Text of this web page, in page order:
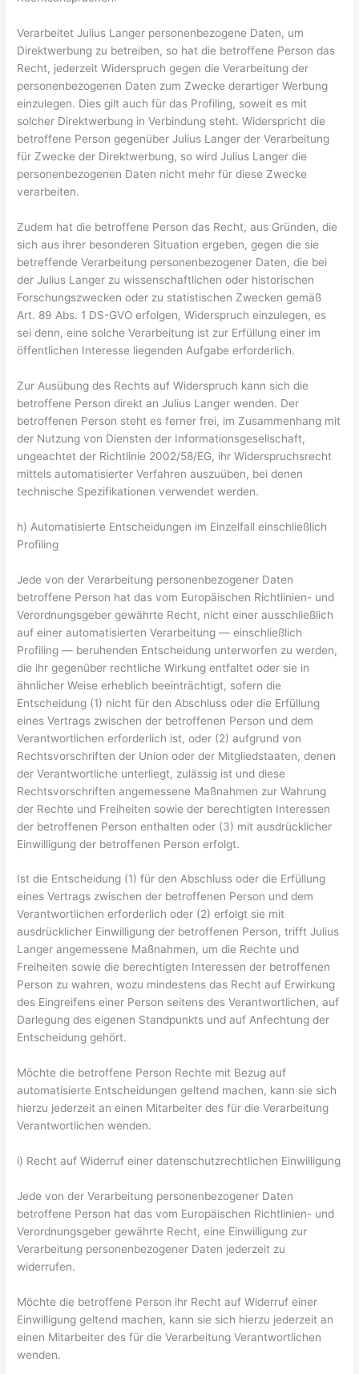
Verarbeitet Julius Langer personenbezogene Daten, um
Direktwerbung zu betreiben, so hat die betroffene Person das
Recht, jederzeit Widerspruch gegen die Verarbeitung der
personenbezogenen Daten zum Zwecke derartiger Werbung
einzulegen. Dies gilt auch für das Profiling, soweit es mit
solcher Direktwerbung in Verbindung steht. Widerspricht die
betroffene Person gegenüber Julius Langer der Verarbeitung
für Zwecke der Direktwerbung, so wird Julius Langer die
personenbezogenen Daten nicht mehr für diese Zwecke
verarbeiten.
Zudem hat die betroffene Person das Recht, aus Gründen, die
sich aus ihrer besonderen Situation ergeben, gegen die sie
betreffende Verarbeitung personenbezogener Daten, die bei
der Julius Langer zu wissenschaftlichen oder historischen
Forschungszwecken oder zu statistischen Zwecken gemäß
Art. 89 Abs. 1 DS-GVO erfolgen, Widerspruch einzulegen, es
sei denn, eine solche Verarbeitung ist zur Erfüllung einer im
öffentlichen Interesse liegenden Aufgabe erforderlich.
Zur Ausübung des Rechts auf Widerspruch kann sich die
betroffene Person direkt an Julius Langer wenden. Der
betroffenen Person steht es ferner frei, im Zusammenhang mit
der Nutzung von Diensten der Informationsgesellschaft,
ungeachtet der Richtlinie 2002/58/EG, ihr Widerspruchsrecht
mittels automatisierter Verfahren auszuüben, bei denen
technische Spezifikationen verwendet werden.
h) Automatisierte Entscheidungen im Einzelfall einschließlich
Profiling
Jede von der Verarbeitung personenbezogener Daten
betroffene Person hat das vom Europäischen Richtlinien- und
Verordnungsgeber gewährte Recht, nicht einer ausschließlich
auf einer automatisierten Verarbeitung — einschließlich
Profiling — beruhenden Entscheidung unterworfen zu werden,
die ihr gegenüber rechtliche Wirkung entfaltet oder sie in
ähnlicher Weise erheblich beeinträchtigt, sofern die
Entscheidung (1) nicht für den Abschluss oder die Erfüllung
eines Vertrags zwischen der betroffenen Person und dem
Verantwortlichen erforderlich ist, oder (2) aufgrund von
Rechtsvorschriften der Union oder der Mitgliedstaaten, denen
der Verantwortliche unterliegt, zulässig ist und diese
Rechtsvorschriften angemessene Maßnahmen zur Wahrung
der Rechte und Freiheiten sowie der berechtigten Interessen
der betroffenen Person enthalten oder (3) mit ausdrücklicher
Einwilligung der betroffenen Person erfolgt.
Ist die Entscheidung (1) für den Abschluss oder die Erfüllung
eines Vertrags zwischen der betroffenen Person und dem
Verantwortlichen erforderlich oder (2) erfolgt sie mit
ausdrücklicher Einwilligung der betroffenen Person, trifft Julius
Langer angemessene Maßnahmen, um die Rechte und
Freiheiten sowie die berechtigten Interessen der betroffenen
Person zu wahren, wozu mindestens das Recht auf Erwirkung
des Eingreifens einer Person seitens des Verantwortlichen, auf
Darlegung des eigenen Standpunkts und auf Anfechtung der
Entscheidung gehört.
Möchte die betroffene Person Rechte mit Bezug auf
automatisierte Entscheidungen geltend machen, kann sie sich
hierzu jederzeit an einen Mitarbeiter des für die Verarbeitung
Verantwortlichen wenden.
i) Recht auf Widerruf einer datenschutzrechtlichen Einwilligung
Jede von der Verarbeitung personenbezogener Daten
betroffene Person hat das vom Europäischen Richtlinien- und
Verordnungsgeber gewährte Recht, eine Einwilligung zur
Verarbeitung personenbezogener Daten jederzeit zu
widerrufen.
Möchte die betroffene Person ihr Recht auf Widerruf einer
Einwilligung geltend machen, kann sie sich hierzu jederzeit an
einen Mitarbeiter des für die Verarbeitung Verantwortlichen
wenden.